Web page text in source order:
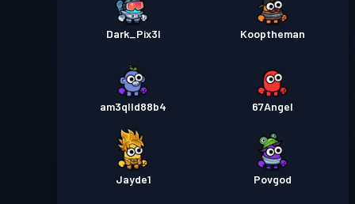
Dark_Pix3l Kooptheman
am3qlld88b4 67Angel
Jayde1 Povgod